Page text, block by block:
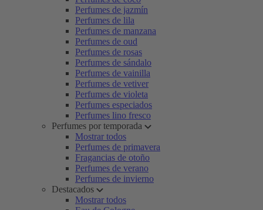
Perfumes de jazmín
Perfumes de lila
Perfumes de manzana
Perfumes de oud
Perfumes de rosas
Perfumes de sándalo
Perfumes de vainilla
Perfumes de vetiver
Perfumes de violeta
Perfumes especiados
Perfumes lino fresco
Perfumes por temporada
Mostrar todos
Perfumes de primavera
Fragancias de otoño
Perfumes de verano
Perfumes de invierno
Destacados
Mostrar todos